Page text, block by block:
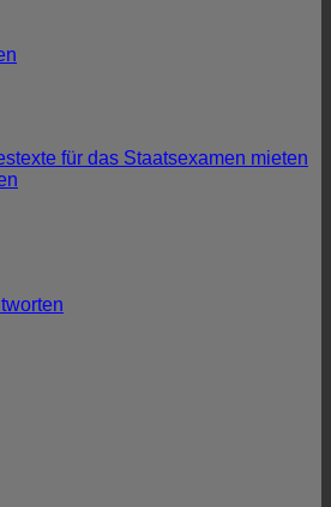
für das Staatsexamen mieten